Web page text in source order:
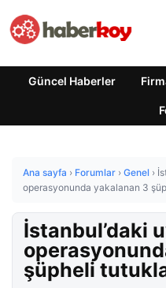
Güncel Haberler
Ana sayfa › Forumlar › Genel ›
operasyonunda yakalanan 3
İstanbul’daki
şüpheli